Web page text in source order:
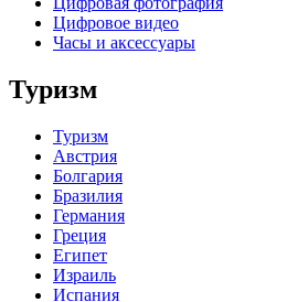
Цифровое видео
Часы и аксессуары
Туризм
Туризм
Австрия
Болгария
Бразилия
Германия
Греция
Египет
Израиль
Испания